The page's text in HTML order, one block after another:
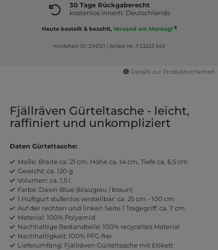
30 Tage Rückgaberecht
kostenlos innerh. Deutschlands
Heute bestellt & bezahlt, Versand am Montag! 8
modeherz ID: 234721 | Artikel Nr.: F23223 543
Details zur Produktsicherheit
Fjällräven Gürteltasche - leicht,
raffiniert und unkompliziert
Daten Gürteltasche:
Maße: Breite ca. 21 cm, Höhe ca. 14 cm, Tiefe ca. 6,5 cm
Gewicht: ca. 120 g
Volumen: ca. 1,5 l
Farbe: Dawn Blue (blaugrau / braun)
1 Hüftgurt stufenlos verstellbar: ca. 25 cm - 100 cm
Auf der rechten und linken Seite 1 Tragegriff: ca. 7 cm
Material: 100% Polyamid
Nachhaltige Bestandteile: 100% recyceltes Material
Nachhaltigkeit: 100% PFC-frei
Lieferumfang: Fjällräven Gürteltasche mit Etikett